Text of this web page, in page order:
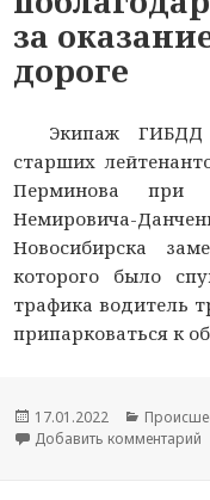
за
дороге
Экипаж ГИБДД
старших
Перминова при
Немировича-
Новосибирска
которого было
трафика водитель
припарковаться к
Опубликовано
17.01.2022 Рубрики
Добавить комментарий